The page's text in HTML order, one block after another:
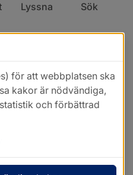
Lyssna Sök
för att webbplatsen ska
kakor är nödvändiga,
och förbättrad